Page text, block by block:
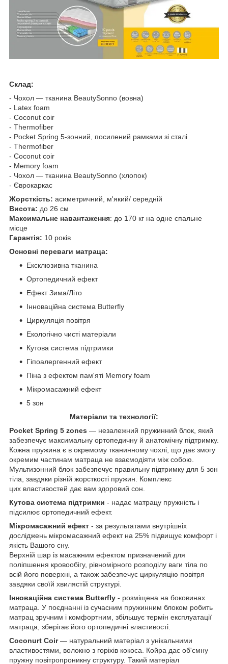
Склад:
- Чохол — тканина BeautySonno (вовна)
- Latex foam
- Coconut coir
- Thermofiber
- Pocket Spring 5-зонний, посилений рамками зі сталі
- Thermofiber
- Coconut coir
- Memory foam
- Чохол — тканина BeautySonno (хлопок)
- Єврокаркас
Жорсткість: асиметричний, м'який/ середній
Висота: до 26 см
Максимальне навантаження: до 170 кг на одне спальне
місце
Гарантія: 10 років
Основні переваги матраца:
Ексклюзивна тканина
Ортопедичний ефект
Ефект Зима/Літо
Інноваційна система Butterfly
Циркуляція повітря
Екологічно чисті матеріали
Кутова система підтримки
Гіпоалергенний ефект
Піна з ефектом пам'яті Memory foam
Мікромасажний ефект
5 зон
Матеріали та технології:
Pocket Spring 5 zones — незалежний пружинний блок, який
забезпечує максимальну ортопедичну й анатомічну підтримку.
Кожна пружина є в окремому тканинному чохлі, що дає змогу
окремим частинам матраца не взаємодіяти між собою.
Мультизонний блок забезпечує правильну підтримку для 5 зон
тіла, завдяки різній жорсткості пружин. Комплекс
цих властивостей дає вам здоровий сон.
Кутова система підтримки - надає матрацу пружність і
підсилює ортопедичний ефект.
Мікромасажний ефект - за результатами внутрішніх
досліджень мікромасажний ефект на 25% підвищує комфорт і
якість Вашого сну.
Верхній шар із масажним ефектом призначений для
поліпшення кровообігу, рівномірного розподілу ваги тіла по
всій його поверхні, а також забезпечує циркуляцію повітря
завдяки своїй хвилястій структурі.
Інноваційна система Butterfly - розміщена на боковинах
матраца. У поєднанні із сучасним пружинним блоком робить
матрац зручним і комфортним, збільшує термін експлуатації
матраца, зберігає його ортопедичні властивості.
Coconurt Coir— натуральний матеріал з унікальними
властивостями, волокно з горіхів кокоса. Койра дає об'ємну
пружну повітропроникну структуру. Такий матеріал